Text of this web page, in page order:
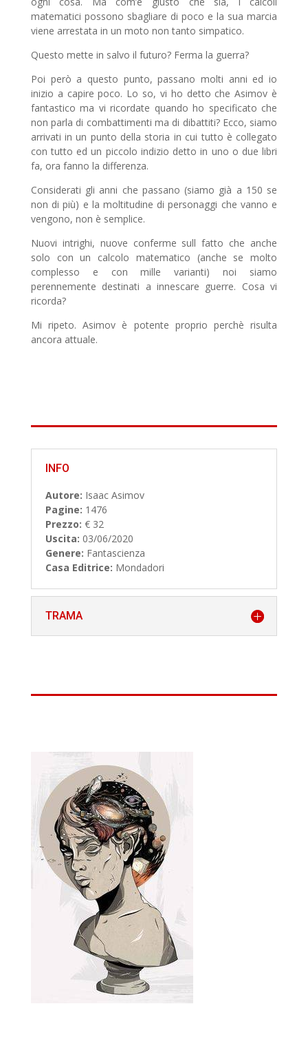
matematici possono sbagliare di poco e la sua marcia
viene arrestata in un moto non tanto simpatico.
Questo mette in salvo il futuro? Ferma la guerra?
Poi però a questo punto, passano molti anni ed io
inizio a capire poco. Lo so, vi ho detto che Asimov è
fantastico ma vi ricordate quando ho specificato che
non parla di combattimenti ma di dibattiti? Ecco, siamo
arrivati in un punto della storia in cui tutto è collegato
con tutto ed un piccolo indizio detto in uno o due libri
fa, ora fanno la differenza.
Considerati gli anni che passano (siamo già a 150 se
non di più) e la moltitudine di personaggi che vanno e
vengono, non è semplice.
Nuovi intrighi, nuove conferme sull fatto che anche
solo con un calcolo matematico (anche se molto
complesso e con mille varianti) noi siamo
perennemente destinati a innescare guerre. Cosa vi
ricorda?
Mi ripeto. Asimov è potente proprio perchè risulta
ancora attuale.
INFO
Autore: Isaac Asimov
Pagine: 1476
Prezzo: € 32
Uscita: 03/06/2020
Genere: Fantascienza
Casa Editrice: Mondadori
TRAMA